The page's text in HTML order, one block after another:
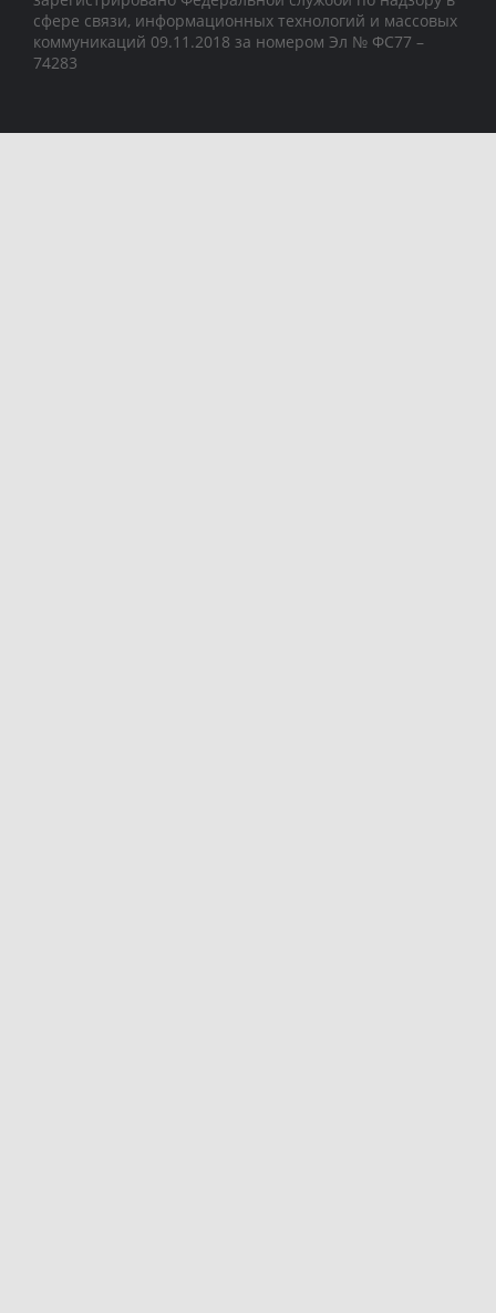
сфере связи, информационных технологий и массовых
коммуникаций 09.11.2018 за номером Эл № ФС77 –
74283